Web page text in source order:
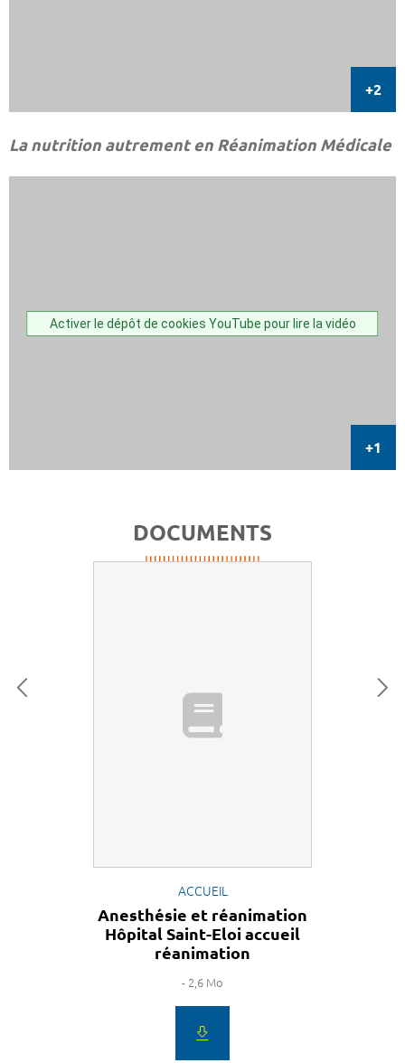
La nutrition autrement en Réanimation Médicale
Activer le dépôt de cookies YouTube pour lire la vidéo
DOCUMENTS
ACCUEIL
Anesthésie et réanimation
Hôpital Saint-Eloi accueil
réanimation
- 2,6 Mo